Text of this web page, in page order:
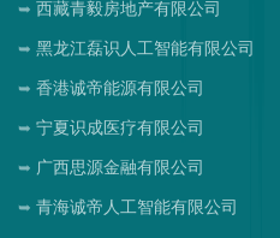
西藏青毅房地产有限公司
黑龙江磊识人工智能有限公司
香港诚帝能源有限公司
宁夏识成医疗有限公司
广西思源金融有限公司
青海诚帝人工智能有限公司